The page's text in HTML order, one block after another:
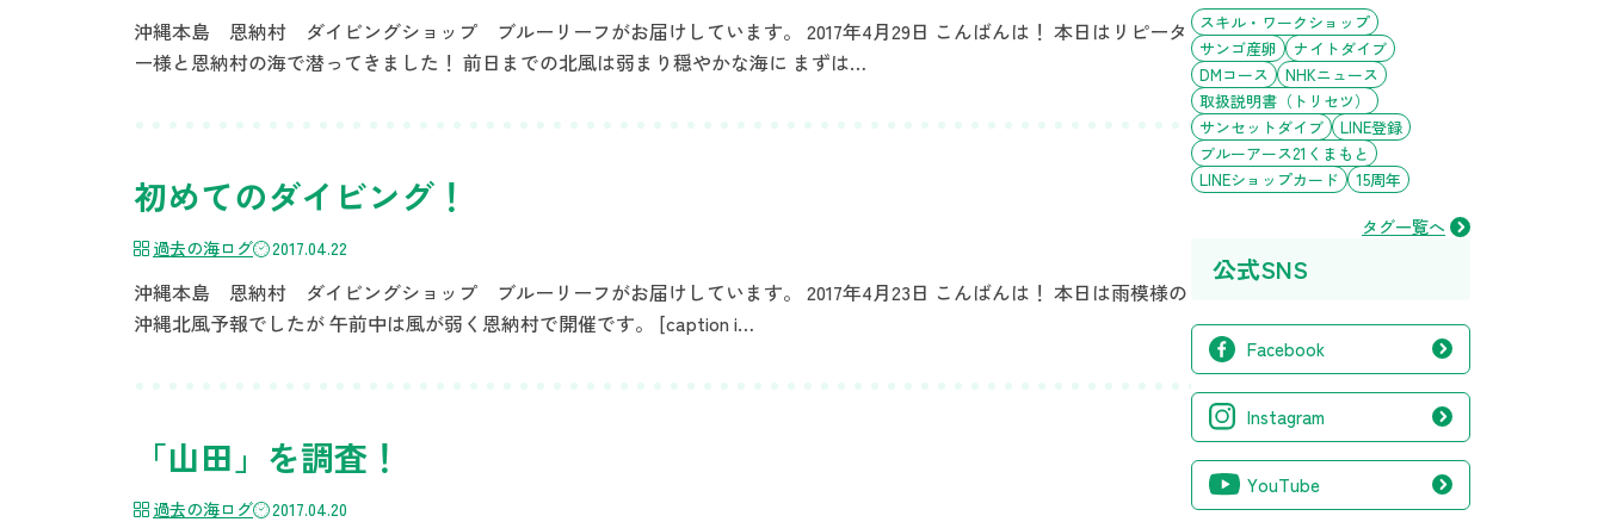
沖縄本島 恩納村 ダイビングショップ ブルーリーフがお届けしています。 2017年4月29日 こんばんは！ 本日はリピータ
ー様と恩納村の海で潜ってきました！ 前日までの北風は弱まり穏やかな海に まずは…
初めてのダイビング！
過去の海ログ 2017.04.22
沖縄本島 恩納村 ダイビングショップ ブルーリーフがお届けしています。 2017年4月23日 こんばんは！ 本日は雨模様の
沖縄北風予報でしたが 午前中は風が弱く恩納村で開催です。 [caption i…
「山田」を調査！
過去の海ログ 2017.04.20
スキル・ワークショップ
サンゴ産卵
ナイトダイブ
DMコース
NHKニュース
取扱説明書（トリセツ）
サンセットダイブ
LINE登録
ブルーアース21くまもと
LINEショップカード
15周年
タグ一覧へ
公式SNS
Facebook
Instagram
YouTube